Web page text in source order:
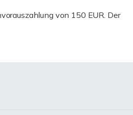
von 150 EUR. Der